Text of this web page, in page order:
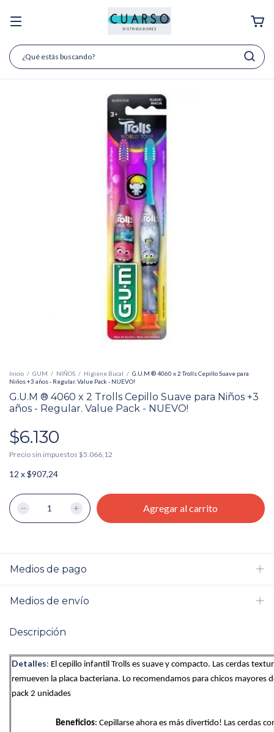
Inicio / GUM / NIÑOS / Higiene Bucal / G.U.M ® 4060 x 2 Trolls Cepillo Suave para
Niños +3 años - Regular. Value Pack - NUEVO!
G.U.M ® 4060 x 2 Trolls Cepillo Suave para Niños +3
años - Regular. Value Pack - NUEVO!
$6.130
Precio sin impuestos $5.066,12
12 x$907,24
Medios de pago
Medios de envío
Descripción
Detalles: El cepillo infantil Trolls es suave y compacto. Las cerdas
remueven la placa bacteriana. Lo recomendamos para chicos mayores
pack 2 unidades
Beneficios: Cepillarse ahora es más divertido! Las cerdas